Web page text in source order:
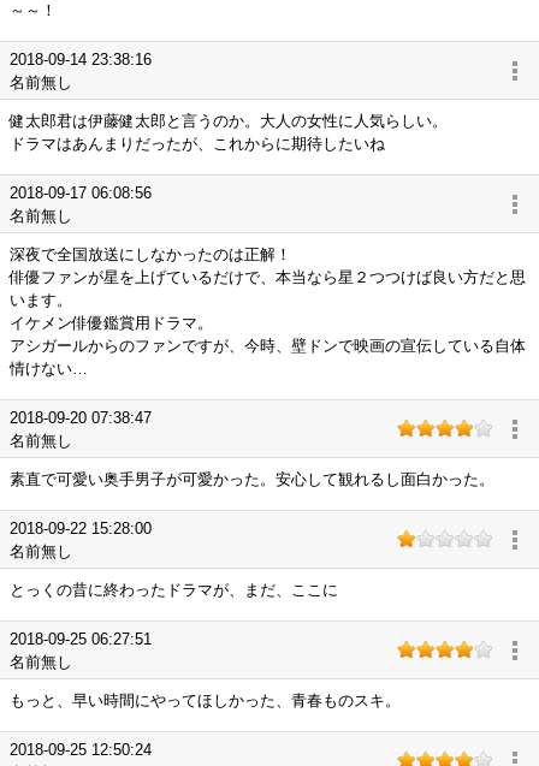
～～！
2018-09-14 23:38:16
名前無し
健太郎君は伊藤健太郎と言うのか。大人の女性に人気らしい。
ドラマはあんまりだったが、これからに期待したいね
2018-09-17 06:08:56
名前無し
深夜で全国放送にしなかったのは正解！
俳優ファンが星を上げているだけで、本当なら星２つつけば良い方だと思
います。
イケメン俳優鑑賞用ドラマ。
アシガールからのファンですが、今時、壁ドンで映画の宣伝している自体
情けない…
2018-09-20 07:38:47
名前無し
素直で可愛い奥手男子が可愛かった。安心して観れるし面白かった。
2018-09-22 15:28:00
名前無し
とっくの昔に終わったドラマが、まだ、ここに
2018-09-25 06:27:51
名前無し
もっと、早い時間にやってほしかった、青春ものスキ。
2018-09-25 12:50:24